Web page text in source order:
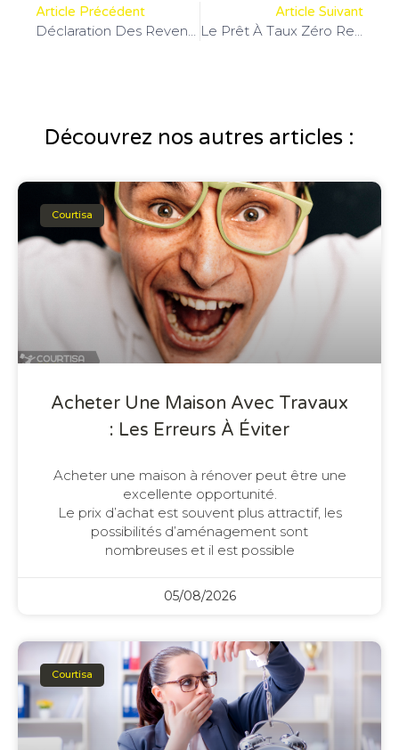
Article Précédent Article Suivant
Découvrez nos autres articles :
Courtisa
Acheter Une Maison Avec Travaux
: Les Erreurs À Éviter
Acheter une maison à rénover peut être une
excellente opportunité.
Le prix d’achat est souvent plus attractif, les
possibilités d’aménagement sont
nombreuses et il est possible
05/08/2026
Courtisa